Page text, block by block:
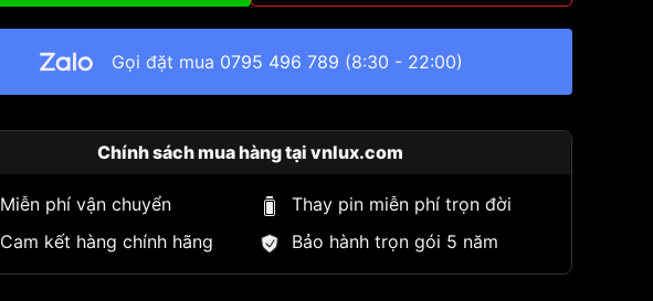
Gọi đặt mua 0795 496 789 (8:30 - 22:00)
Chính sách mua hàng tại vnlux.com
Miễn phí vận chuyển
Thay pin miễn phí trọn đời
Cam kết hàng chính hãng
Bảo hành trọn gói 5 năm